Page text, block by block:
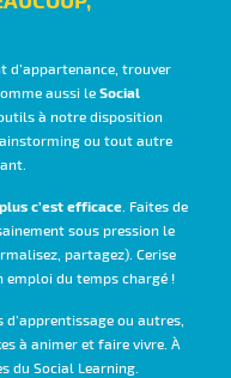
d’appartenance, trouver
aussi leSocial
à notre disposition
ou tout autre
c’est efficace . Faites de
sous pression le
partagez). Cerise
emploi du temps chargé !
ou autres,
à animer et faire vivre. À
du Social Learning.